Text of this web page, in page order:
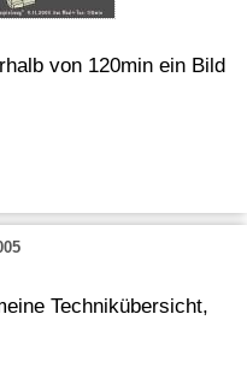
von 120min ein Bild
Technikübersicht,